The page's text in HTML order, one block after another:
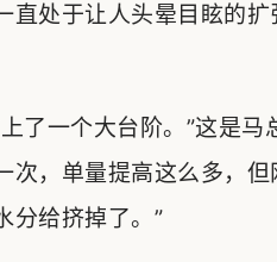
直处于让人头晕目眩的
了一个大台阶。”这是
次，单量提高这么多，
分给挤掉了。”